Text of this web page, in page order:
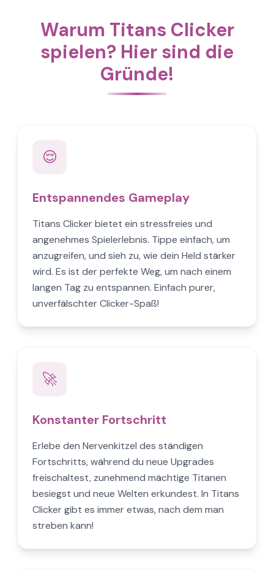
Warum Titans Clicker
spielen? Hier sind die
Gründe!
😌
Entspannendes Gameplay
Titans Clicker bietet ein stressfreies und
angenehmes Spielerlebnis. Tippe einfach, um
anzugreifen, und sieh zu, wie dein Held stärker
wird. Es ist der perfekte Weg, um nach einem
langen Tag zu entspannen. Einfach purer,
unverfälschter Clicker-Spaß!
🚀
Konstanter Fortschritt
Erlebe den Nervenkitzel des ständigen
Fortschritts, während du neue Upgrades
freischaltest, zunehmend mächtige Titanen
besiegst und neue Welten erkundest. In Titans
Clicker gibt es immer etwas, nach dem man
streben kann!